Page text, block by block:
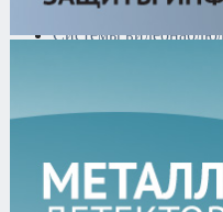
Переговорные
Системы
защитным